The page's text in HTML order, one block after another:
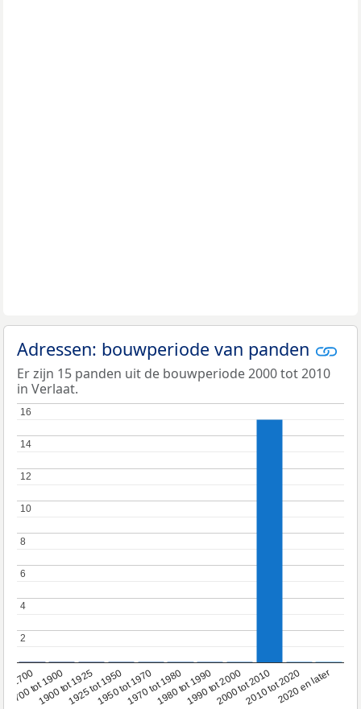
Adressen: bouwperiode van panden
Er zijn 15 panden uit de bouwperiode 2000 tot 2010
in Verlaat.
1700
1700 tot 1900
1900 tot 19251925 tot 19501950 tot 19701970 tot 19801980 tot 19901990 tot 20002000 tot 20102010 tot 20202020 en later
2
2
4
4
6
6
8
8
10
10
12
12
14
14
16
16